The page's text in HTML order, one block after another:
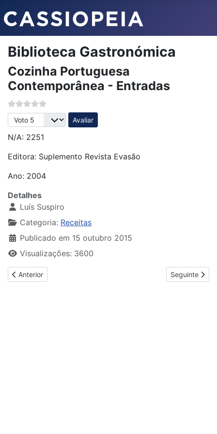
Biblioteca Gastronómica
Cozinha Portuguesa
Contemporânea - Entradas
Avalie, por favor
N/A: 2251
Editora: Suplemento Revista Evasão
Ano: 2004
Detalhes
Luís Suspiro
Categoria: Receitas
Publicado em 15 outubro 2015
Visualizações: 3600
Artigo anterior: Portugal de Hoje à Mesa
Anterior Artigo
Seguinte